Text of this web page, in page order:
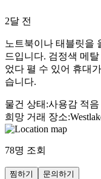
2달 전
노트북이나 태블릿을
드입니다. 검정색 메
었다 펼 수 있어 휴대
습니다.
물건 상태 :사용감 적음
희망 거래 장소:
78명 조회
찜하기 문의하기